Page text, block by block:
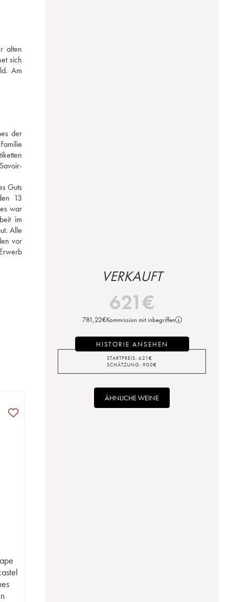
alten
sich
Am
der
Guts
13
war
im
Alle
vor
VERKAUFT
621€
781,22€Kommission mit inbegriffen
HISTORIE ANSEHEN
STARTPREIS: 621 €
SCHÄTZUNG: 900€
ÄHNLICHE WEINE